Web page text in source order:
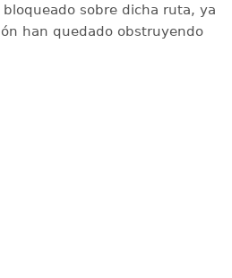
sobre dicha ruta, ya
han quedado obstruyendo